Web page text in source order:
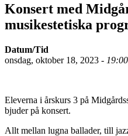
Konsert med
musikestetiska
Datum/Tid
onsdag, oktober 18, 2023 - 19:00
Eleverna i årskurs 3 på
bjuder på konsert.
Allt mellan lugna ballader, till